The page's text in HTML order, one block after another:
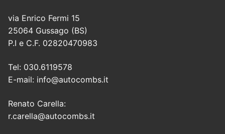
via Enrico Fermi 15
25064 Gussago (BS)
P.I e C.F. 02820470983
Tel: 030.6119578
E-mail: info@autocombs.it
Renato Carella:
r.carella@autocombs.it